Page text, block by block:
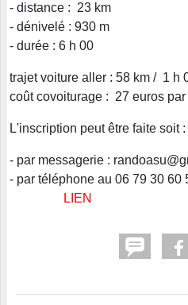
- distance : 23 km
- dénivelé : 930 m
- durée : 6 h 00
trajet voiture aller : 58 km / 1 h
coût covoiturage : 27 euros
L'inscription peut être faite soit :
- par messagerie :
- par téléphone au 06 79 30
LIEN